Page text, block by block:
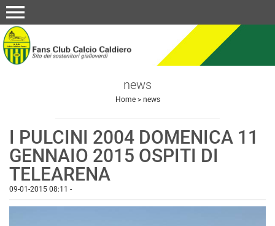
menu
news
Home> news
I PULCINI 2004 DOMENICA 11
GENNAIO 2015 OSPITI DI
TELEARENA
09-01-2015 08:11 -